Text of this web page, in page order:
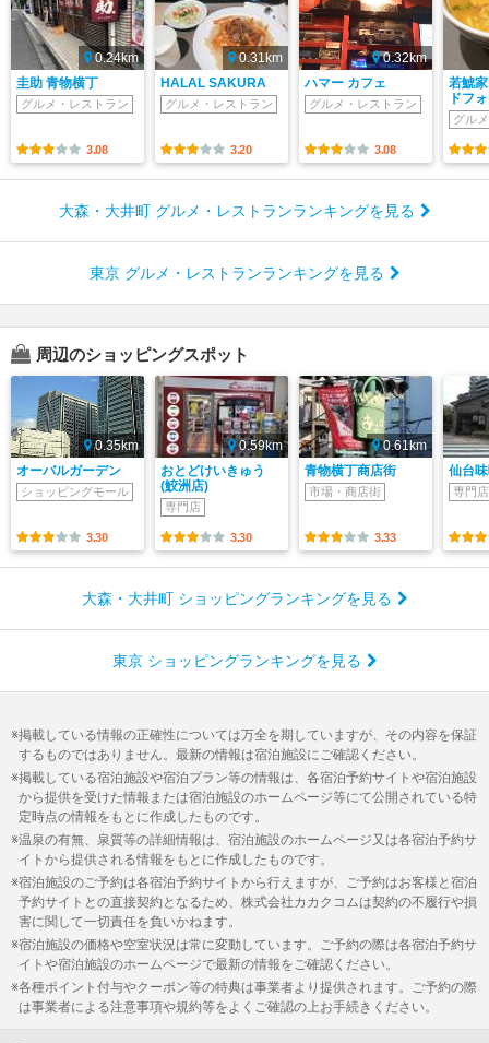
0.24km
圭助 青物横丁
グルメ・レストラン
3.08
0.31km
HALAL SAKURA
グルメ・レストラン
3.20
0.32km
ハマー カフェ
グルメ・レストラン
3.08
若鯱
ドフ
グル
大森・大井町 グルメ・レストランランキングを見る
東京 グルメ・レストランランキングを見る
周辺のショッピングスポット
0.35km
オーバルガーデン
ショッピングモール
3.30
0.59km
おとどけいきゅう
(鮫洲店)
専門店
3.30
0.61km
青物横丁商店街
市場・商店街
3.33
仙台
専門店
大森・大井町 ショッピングランキングを見る
東京 ショッピングランキングを見る
掲載している情報の正確性については万全を期していますが、その内容を保証
するものではありません。最新の情報は宿泊施設にご確認ください。
掲載している宿泊施設や宿泊プラン等の情報は、各宿泊予約サイトや宿泊施設
から提供を受けた情報または宿泊施設のホームページ等にて公開されている特
定時点の情報をもとに作成したものです。
温泉の有無、泉質等の詳細情報は、宿泊施設のホームページ又は各宿泊予約サ
イトから提供される情報をもとに作成したものです。
宿泊施設のご予約は各宿泊予約サイトから行えますが、ご予約はお客様と宿泊
予約サイトとの直接契約となるため、株式会社カカクコムは契約の不履行や損
害に関して一切責任を負いかねます。
宿泊施設の価格や空室状況は常に変動しています。ご予約の際は各宿泊予約サ
イトや宿泊施設のホームページで最新の情報をご確認ください。
各種ポイント付与やクーポン等の特典は事業者より提供されます。ご予約の際
は事業者による注意事項や規約等をよくご確認の上お手続きください。